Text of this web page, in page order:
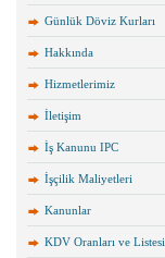
Günlük Döviz Kurları
Hakkında
Hizmetlerimiz
İletişim
İş Kanunu IPC
İşçilik Maliyetleri
Kanunlar
KDV Oranları ve Listesi